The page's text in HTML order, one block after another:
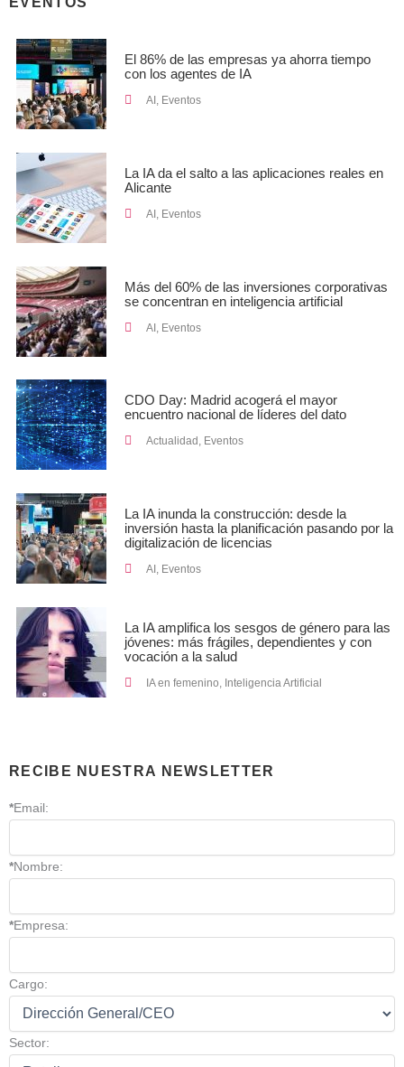
El 86% de las empresas ya ahorra tiempo
con los agentes de IA
AI , Eventos
La IA da el salto a las aplicaciones reales en
Alicante
AI , Eventos
Más del 60% de las inversiones corporativas
se concentran en inteligencia artificial
AI Eventos
CDO Day: Madrid acogerá el mayor
encuentro nacional de líderes del dato
Actualidad , Eventos
La IA inunda la construcción: desde la
inversión hasta la planificación pasando por la
digitalización de licencias
AI , Eventos
La IA amplifica los sesgos de género para las
jóvenes: más frágiles, dependientes y con
vocación a la salud
IA en femenino Inteligencia Artificial
RECIBE NUESTRA NEWSLETTER
*Email:
*Nombre:
*Empresa:
Cargo:
Sector: